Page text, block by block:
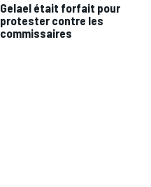
Gelael était forfait pour
protester contre les
commissaires